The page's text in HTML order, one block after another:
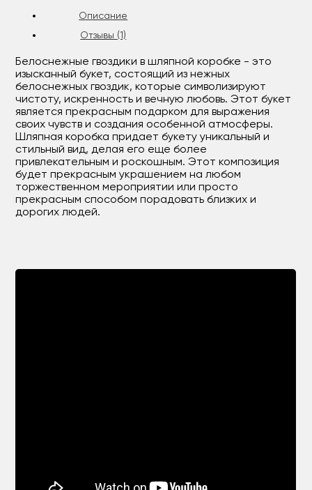
Описание
Отзывы (1)
Белоснежные гвоздики в шляпной коробке - это
изысканный букет, состоящий из нежных
белоснежных гвоздик, которые символизируют
чистоту, искренность и вечную любовь. Этот букет
является прекрасным подарком для выражения
своих чувств и создания особенной атмосферы.
Шляпная коробка придает букету уникальный и
стильный вид, делая его еще более
привлекательным и роскошным. Этот композиция
будет прекрасным украшением на любом
торжественном мероприятии или просто
прекрасным способом порадовать близких и
дорогих людей.